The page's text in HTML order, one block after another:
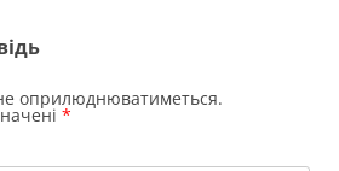
оприлюднюватиметься.
*